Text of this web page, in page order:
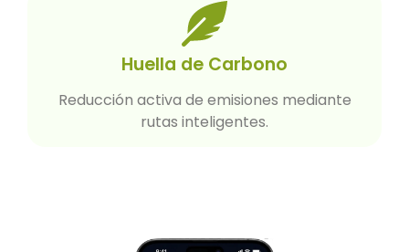
Huella de Carbono
Reducción activa de emisiones mediante
rutas inteligentes.